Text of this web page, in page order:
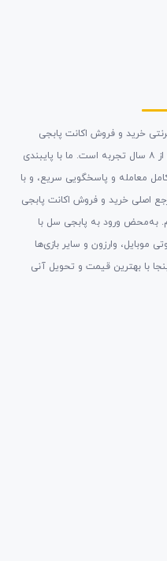
خرید و فروش اکانت پابجی
موبایل و اکانت کالاف دیوتی موبایل با بیش از ۸ سال تجربه است. ما با پایبندی
معامله و پاسخگویی سریع، و با
اصلی خرید و فروش اکانت پابجی
به‌محض ورود به پابجی سل با
موبایل، وارزون و سایر بازی‌ها
با بهترین قیمت و تحویل آنی